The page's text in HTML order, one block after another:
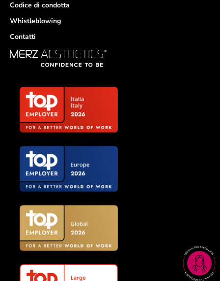
Codice di condotta
Whistleblowing
Contatti